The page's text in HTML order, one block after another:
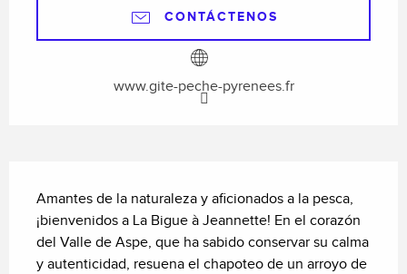
CONTÁCTENOS
www.gite-peche-pyrenees.fr
Amantes de la naturaleza y aficionados a la pesca,
¡bienvenidos a La Bigue à Jeannette! En el corazón
del Valle de Aspe, que ha sabido conservar su calma
y autenticidad, resuena el chapoteo de un arroyo de